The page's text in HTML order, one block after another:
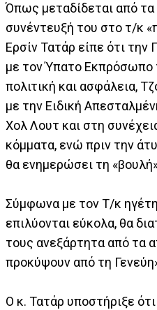
Όπως μεταδίδεται από
συνέντευξή του στο τ/κ
Ερσίν Τατάρ είπε ότι
με τον Ύπατο Εκπρόσωπο
πολιτική και ασφάλεια,
με την Ειδική
Χολ Λουτ και στη
κόμματα, ενώ πριν την
θα ενημερώσει τη
Σύμφωνα με τον Τ/κ
επιλύονται εύκολα, θα
τους ανεξάρτητα από τα
προκύψουν από τη
Ο κ. Τατάρ υποστήριξε